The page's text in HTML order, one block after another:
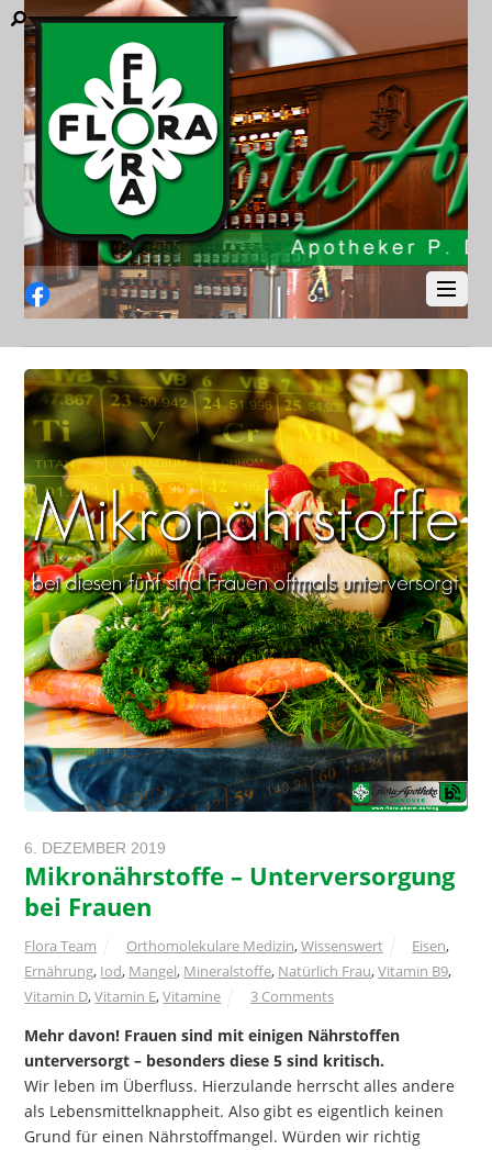
Facebook
6. DEZEMBER 2019
Mikronährstoffe – Unterversorgung
bei Frauen
Flora Team Orthomolekulare Medizin,Wissenswert Eisen,
Ernährung, Iod, Mangel, Mineralstoffe, Natürlich Frau,Vitamin B9,
Vitamin D,Vitamin E,Vitamine 3 Comments
Mehr davon! Frauen sind mit einigen Nährstoffen
unterversorgt – besonders diese 5 sind kritisch.
Wir leben im Überfluss. Hierzulande herrscht alles andere
als Lebensmittelknappheit. Also gibt es eigentlich keinen
Grund für einen Nährstoffmangel. Würden wir richtig